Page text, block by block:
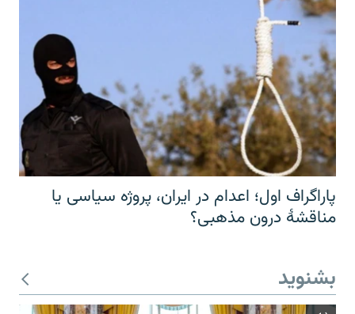
پاراگراف اول؛ اعدام در ایران، پروژه سیاسی یا
مناقشهٔ درون مذهبی؟
بشنوید